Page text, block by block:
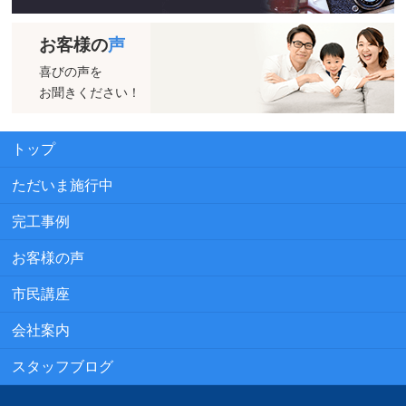
お客様の声
喜びの声を
お聞きください！
トップ
ただいま施行中
完工事例
お客様の声
市民講座
会社案内
スタッフブログ